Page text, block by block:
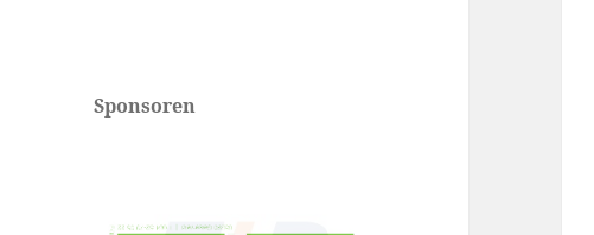
Sponsoren